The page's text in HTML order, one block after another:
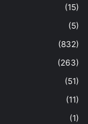
(15)
(5)
(832)
(263)
(51)
(11)
(1)